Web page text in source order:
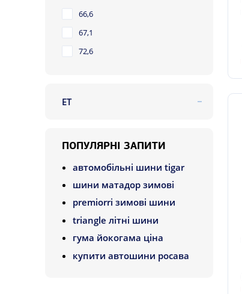
DBV
Disla
Enzo
66,6
67,1
72,6
ET
33
35
38
45
ПОПУЛЯРНІ ЗАПИТИ
автомобільні шини tigar
шини матадор зимові
premiorri зимові шини
triangle літні шини
гума йокогама ціна
купити автошини росава